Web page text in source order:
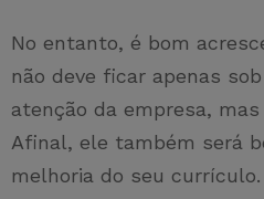
No entanto, é bom
não deve ficar apenas
atenção da empresa,
Afinal, ele também será
melhoria do seu